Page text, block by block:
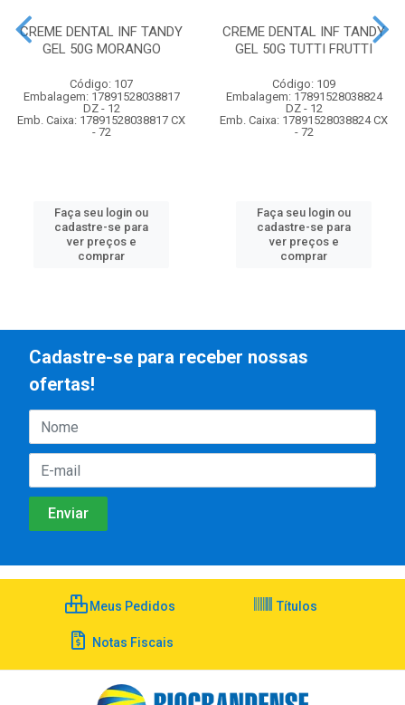
CREME DENTAL INF TANDY
GEL 50G MORANGO
Código: 107
Embalagem: 17891528038817
DZ - 12
Emb. Caixa: 17891528038817 CX
- 72
Faça seu login ou
cadastre-se para
ver preços e
comprar
CREME DENTAL INF TANDY
GEL 50G TUTTI FRUTTI
Código: 109
Embalagem: 17891528038824
DZ - 12
Emb. Caixa: 17891528038824 CX
- 72
Faça seu login ou
cadastre-se para
ver preços e
comprar
Cadastre-se para receber nossas
ofertas!
Meus Pedidos Títulos
Notas Fiscais